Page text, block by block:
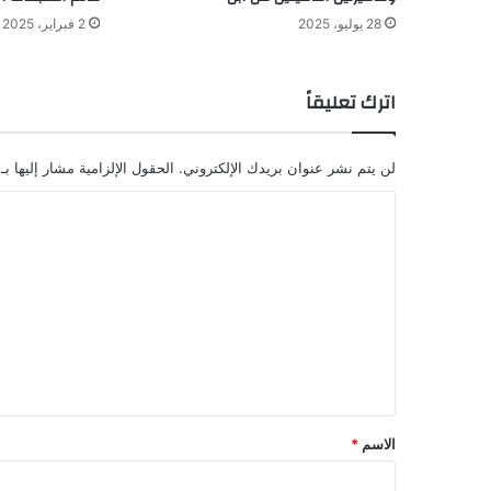
28 يوليو، 2025 2 فبراير، 2025
اترك تعليقاً
لن يتم نشر عنوان بريدك الإلكتروني. الحقول الإلزامية مشار إليها بـ
*
الاسم *